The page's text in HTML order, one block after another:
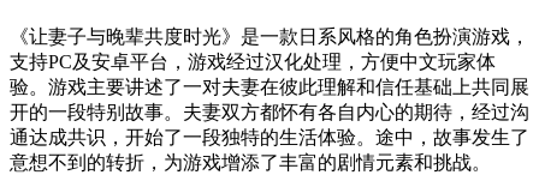
《让妻子与晚辈共度时光》是一款日系风格的角色扮演游戏，
支持PC及安卓平台，游戏经过汉化处理，方便中文玩家体
验。游戏主要讲述了一对夫妻在彼此理解和信任基础上共同展
开的一段特别故事。夫妻双方都怀有各自内心的期待，经过沟
通达成共识，开始了一段独特的生活体验。途中，故事发生了
意想不到的转折，为游戏增添了丰富的剧情元素和挑战。